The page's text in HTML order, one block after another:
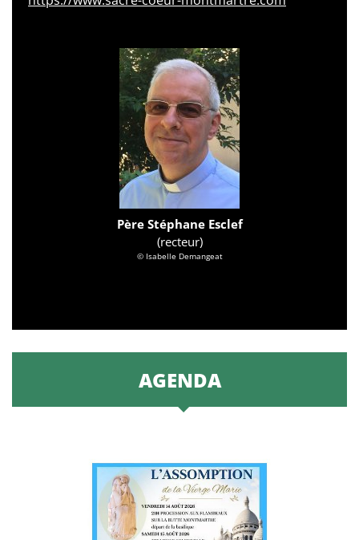
Père Stéphane Esclef
(recteur)
© Isabelle Demangeat
AGENDA